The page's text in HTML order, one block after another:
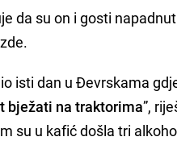
da su on i gosti
isti dan u Đevrskama
bježati na traktorima”,
su u kafić došla tri